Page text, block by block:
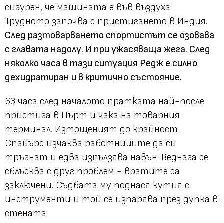
сигурен, че машината е във въздуха.
Трудното започва с пристигането в Индия.
След разтоварването спортистът се озовава
с главата надолу. И при ужасяваща жега. След
няколко часа в тази ситуация Редж е силно
дехидратиран и в критично състояние.
63 часа след началото пратката най-после
пристига в Пърт и чака на товарния
терминал. Изтощеният до крайност
Спайърс изчаква работниците да си
тръгнат и едва изпълзява навън. Веднага се
сблъсква с друг проблем - вратите са
заключени. Съдбата му поднася кутия с
инструменти и той се изпарява през дупка в
стената.